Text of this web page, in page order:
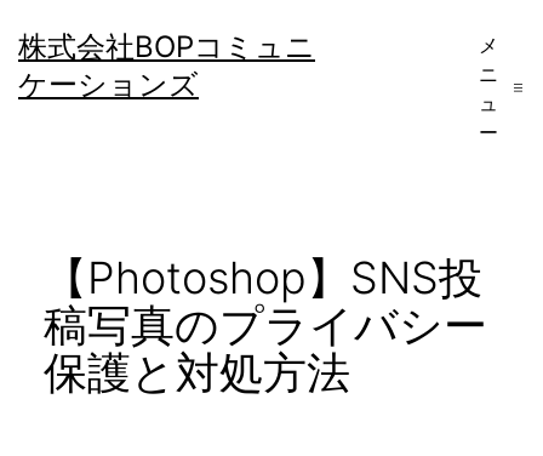
ン
テ
株式会社BOPコミュニ
ケーションズ
メ
ニ
ュ
ー
【Photoshop】SNS投
稿写真のプライバシー
保護と対処方法